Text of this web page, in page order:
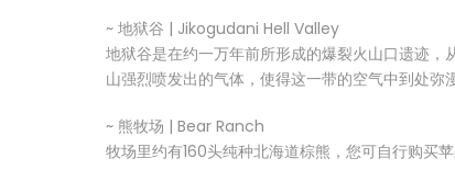
~ 地狱谷 | Jikogudani Hell Valley
地狱谷是在约一万年前所形成的爆裂火山口遗迹
山强烈喷发出的气体，使得这一带的空气中到处弥
~ 熊牧场 | Bear Ranch
牧场里约有160头纯种北海道棕熊，您可自行购买